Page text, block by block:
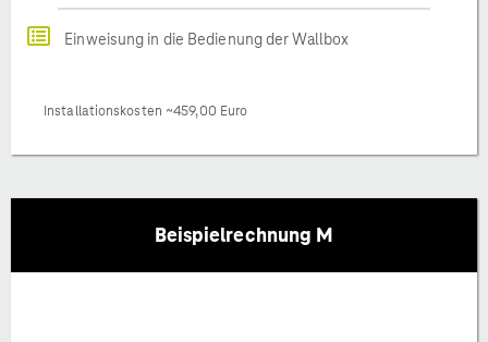
Einweisung in die Bedienung der Wallbox
Installationskosten ~459,00 Euro
Beispielrechnung M